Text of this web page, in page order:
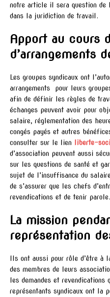
notre article il sera question de
dans la juridiction de travail.
Apport au cours
d’arrangements
Les groupes syndicaux ont
arrangements pour leurs
afin de définir les règles de
échanges peuvent avoir pour
salaire, réglementation des
congés payés et autres
consulter sur le lien
liberte-
d’association peuvent aussi
sur les questions de santé et
sujet de l’insuffisance du
de s’assurer que les chefs
revendications et de tenir parole.
La mission
représentation
Ils ont aussi pour rôle d’être à
des membres de leurs
les demandes et
représentants syndicaux ont la